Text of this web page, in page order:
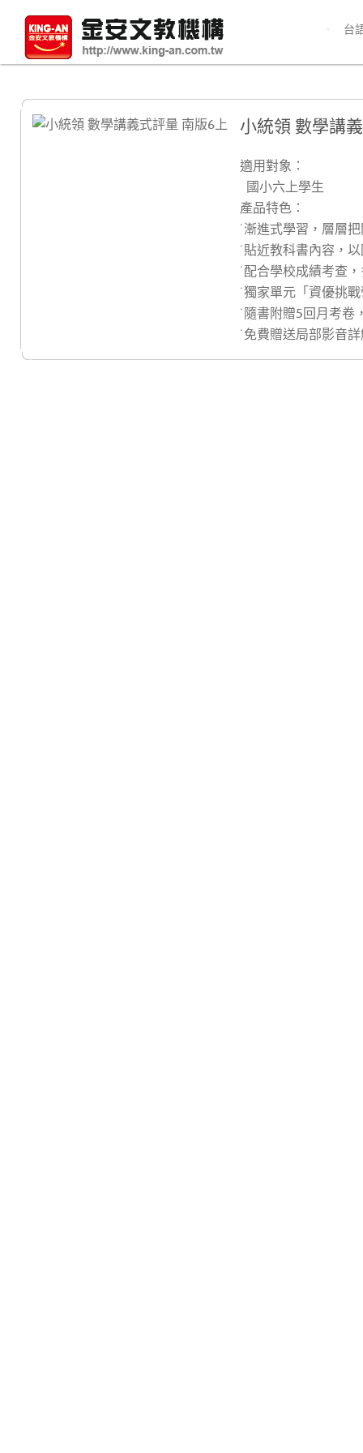
台
小統領 數學講
適用對象：
國小六上學生
產品特色：
˙漸進式學習，層層
˙貼近教科書內容，
˙配合學校成績考查
˙獨家單元「資優挑
˙隨書附贈5回月考卷
˙免費贈送局部影音